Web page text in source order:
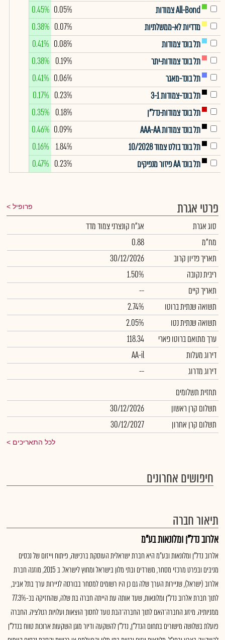
All-Bond צמודות
0.05%
0.45%
מדדיות לא-ממשלתיות
0.07%
0.38%
תל בונד צמודות
0.08%
0.41%
תל בונד צמודות-יתר
0.19%
0.38%
תל בונד-מאגר
0.06%
0.41%
תל בונד-צמודות 3-1
0.23%
0.17%
תל בונד צמודות-נדל"ן
0.18%
0.35%
תל בונד צמודות AAA-AA
0.09%
0.46%
תל בונד בולט צמוד 10/2028
1.84%
0.16%
תל בונד AA פיזור מנפיקים
0.23%
0.47%
פרטי אגרת פרופיל
סוג אגרת
אג"ח קונצרני צמוד מדד
מח"מ
0.88
תאריך פדיון קרוב
30/12/2026
ריבית נקובה
1.50%
תאריך קיים
--
תשואה שנתית ברוטו
2.74%
תשואה שנתית נטו
2.05%
ערך מתואם ברוטו פארי
118.34
דירוג מעלות
AA-il
דירוג מדרוג
--
תחזית תשלומים
תשלום קרן ראשון
30/12/2026
תשלום קרן אחרון
30/12/2027
לכל התאריכים
חיפושים אחרונים
תיאור חברה
אלרוב נדל"ן ומלונאות בע"מ
אלרוב נדל"ן ומלונאות ובע"מ היא חברת ישראלית העוסקת ברכישה, פיתוח וייזום של נכסים
מניבים ובפרט מרכזי מסחר, משרדים ובתי מלון בישראל ומחוץ לישראל. ב 2015, מוזגה חברת
אלרוב (ישראל), שניירות הערך שלה גם כן היו רשומים למסחר בבורסה לניירות ערך בתל אביב,
לתוך חברת אלרוב נדל"ן ומלונאות, שעד אותה עת הייתה חברה בת שלה, שהחזיקה בכ-77.3%
ממניותיה. מיזוג החברה־האם לתוך החברה־הבת נועד לחסוך הוצאות ועלויות רגולציה. החברה
פועלת בשלושה מישורים בתחום הנדל"ן, נדל"ן להשקעה ודיור מוגן השקעות ארוכות טווח בנדל"ן